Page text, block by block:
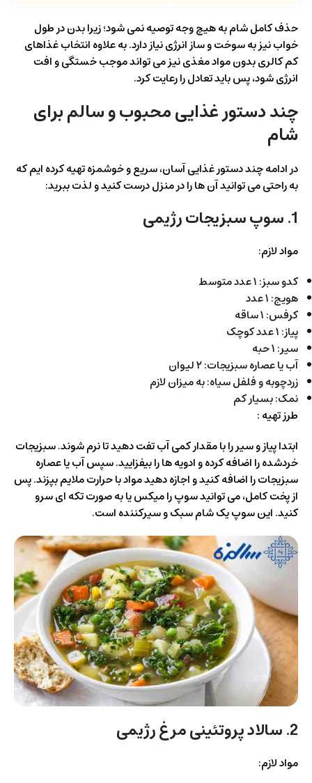
حذف کامل شام به هیچ وجه توصیه نمی شود؛ زیرا بدن در طول
خواب نیز به سوخت و ساز انرژی نیاز دارد. به علاوه انتخاب غذاهای
کم کالری بدون مواد مغذی نیز می تواند موجب خستگی و افت
انرژی شود، پس باید تعادل را رعایت کرد.
چند دستور غذایی محبوب و سالم برای
شام
در ادامه چند دستور غذایی آسان، سریع و خوشمزه تهیه کرده ایم که
به راحتی می توانید آن ها را در منزل درست کنید و لذت ببرید:
1. سوپ سبزیجات رژیمی
مواد لازم:
کدو سبز: ۱ عدد متوسط
هویج: ۱ عدد
کرفس: ۱ ساقه
پیاز: ۱ عدد کوچک
سیر: ۱ حبه
آب یا عصاره سبزیجات: ۲ لیوان
زردچوبه و فلفل سیاه: به میزان لازم
نمک: بسیار کم
طرز تهیه :
ابتدا پیاز و سیر را با مقدار کمی آب تفت دهید تا نرم شوند. سبزیجات
خردشده را اضافه کرده و ادویه ها را بیفزایید. سپس آب یا عصاره
سبزیجات را اضافه کنید و اجازه دهید مواد با حرارت ملایم بپزند. پس
از پخت کامل، می توانید سوپ را میکس یا به صورت تکه ای سرو
کنید. این سوپ یک شام سبک و سیرکننده است.
2. سالاد پروتئینی مرغ رژیمی
مواد لازم: